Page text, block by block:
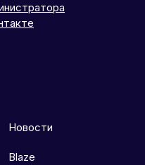
Новости
Blaze